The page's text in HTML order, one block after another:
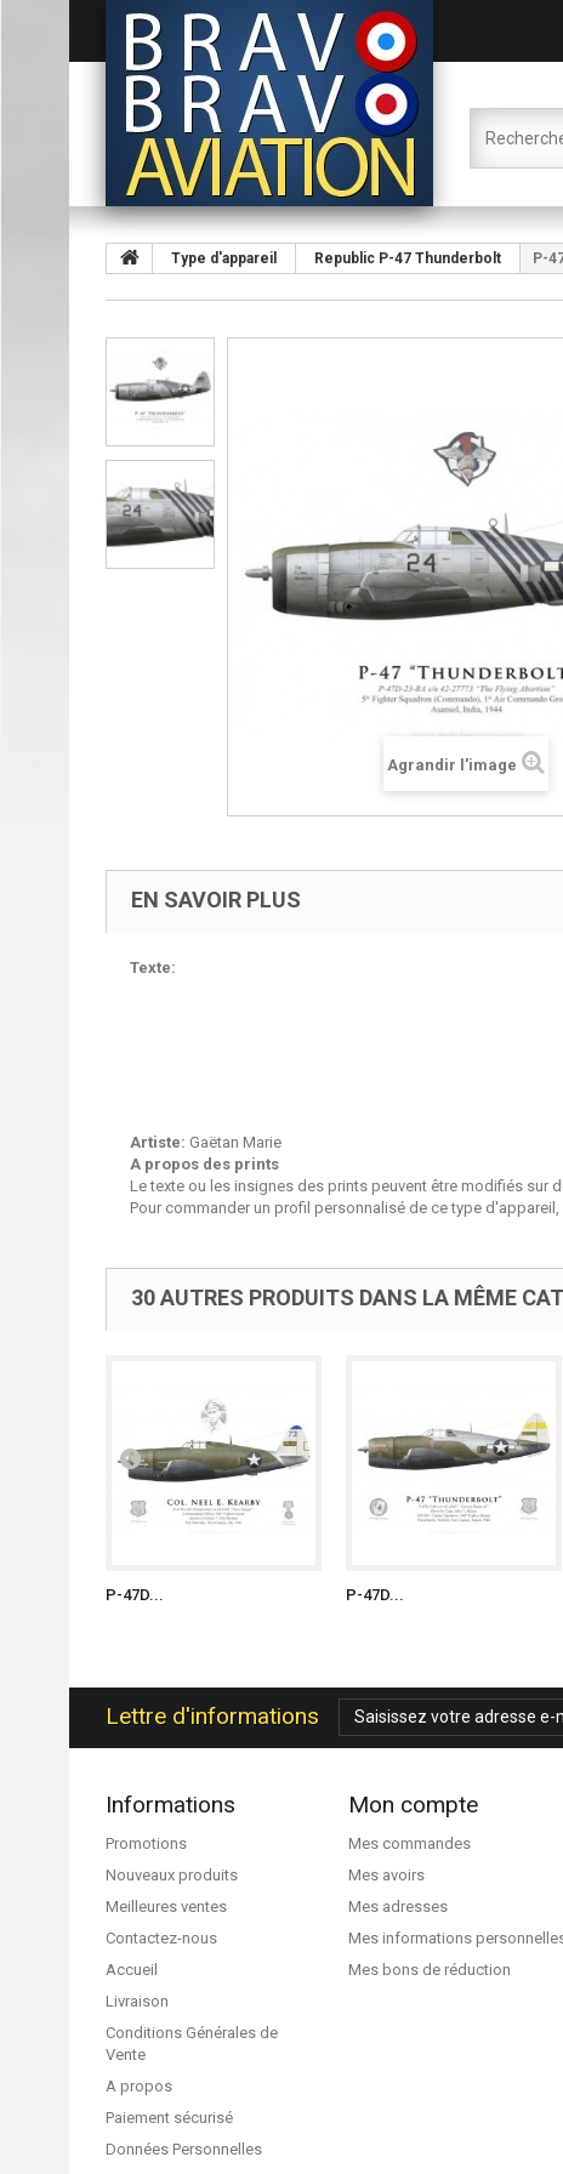
Type d'appareil Republic P-47 Thunderbolt P-
Agrandir l'image
EN SAVOIR PLUS
Texte:
Artiste: Gaëtan Marie
A propos des prints
Le texte ou les insignes des prints peuvent être modifiés sur
Pour commander un profil personnalisé de ce type
30 AUTRES PRODUITS DANS LA MÊME
P-47D... P-47D...
Lettre d'informations
Informations
Promotions
Nouveaux produits
Meilleures ventes
Contactez-nous
Accueil
Livraison
Conditions Générales de
Vente
A propos
Paiement sécurisé
Données Personnelles
Mon compte
Mes commandes
Mes avoirs
Mes adresses
Mes informations
Mes bons de réduction